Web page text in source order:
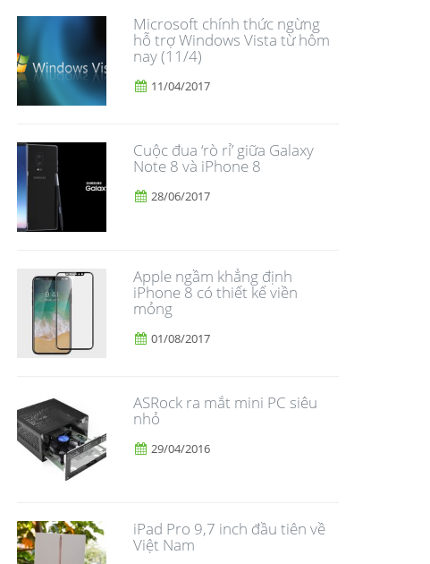
Microsoft chính thức ngừng
hỗ trợ Windows Vista từ hôm
nay (11/4)
11/04/2017
​Cuộc đua ‘rò rỉ’ giữa Galaxy
Note 8 và iPhone 8
28/06/2017
Apple ngầm khẳng định
iPhone 8 có thiết kế viền
mỏng
01/08/2017
ASRock ra mắt mini PC siêu
nhỏ
29/04/2016
iPad Pro 9,7 inch đầu tiên về
Việt Nam